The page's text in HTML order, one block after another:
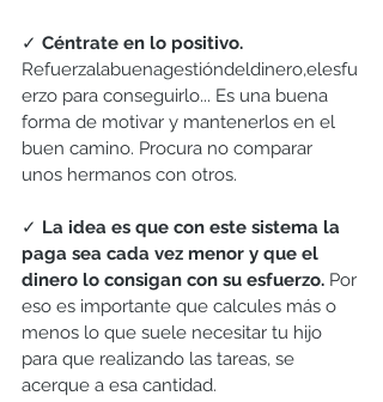
✓ Céntrate en lo positivo.
Refuerzalabuenagestióndeldinero,elesfu
erzo para conseguirlo... Es una buena
forma de motivar y mantenerlos en el
buen camino. Procura no comparar
unos hermanos con otros.
✓ La idea es que con este sistema la
paga sea cada vez menor y que el
dinero lo consigan con su esfuerzo. Por
eso es importante que calcules más o
menos lo que suele necesitar tu hijo
para que realizando las tareas, se
acerque a esa cantidad.